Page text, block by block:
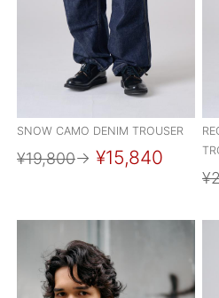
SNOW CAMO DENIM TROUSER
¥19,800→ ¥15,840